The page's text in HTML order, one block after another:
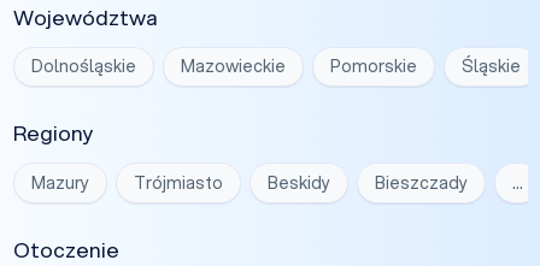
Województwa
Dolnośląskie Mazowieckie Pomorskie Śląskie
Regiony
Mazury Trójmiasto Beskidy Bieszczady …
Otoczenie